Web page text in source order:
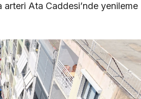
arteri Ata Caddesi’nde yenileme